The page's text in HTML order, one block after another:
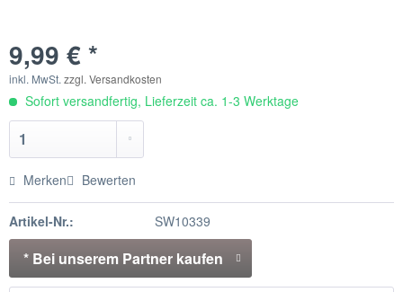
9,99 € *
inkl. MwSt. zzgl. Versandkosten
Sofort versandfertig, Lieferzeit ca. 1-3 Werktage
Merken Bewerten
Artikel-Nr.: SW10339
* Bei unserem Partner kaufen